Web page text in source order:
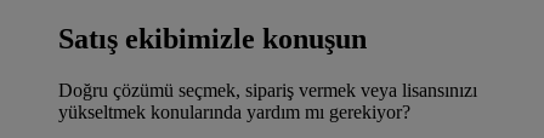
Satış ekibimizle konuşun
Doğru çözümü seçmek, sipariş vermek veya lisansınızı
yükseltmek konularında yardım mı gerekiyor?